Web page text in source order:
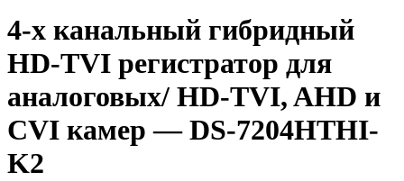
4-х канальный гибридный
HD-TVI регистратор для
аналоговых/ HD-TVI, AHD и
CVI камер — DS-7204HTHI-
K2